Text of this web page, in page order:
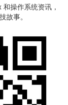
操作系统资讯，
故事。